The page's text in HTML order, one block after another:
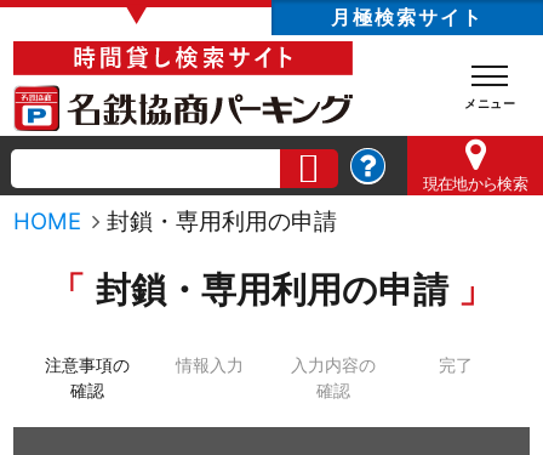
▼ 月極検索サイト
現在地から検索
HOME 封鎖・専用利用の申請
封鎖・専用利用の申請
注意事項の
確認
情報入力
入力内容の
確認
完了